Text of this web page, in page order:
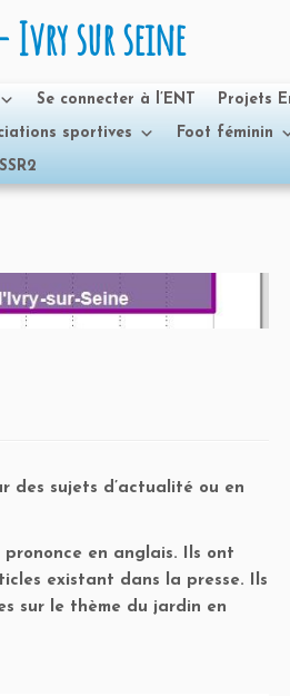
Ivry sur seine
Se connecter à l’ENT Projets
sportives Foot féminin
des sujets d’actualité ou en
en anglais. Ils ont
existant dans la presse. Ils
sur le thème du jardin en